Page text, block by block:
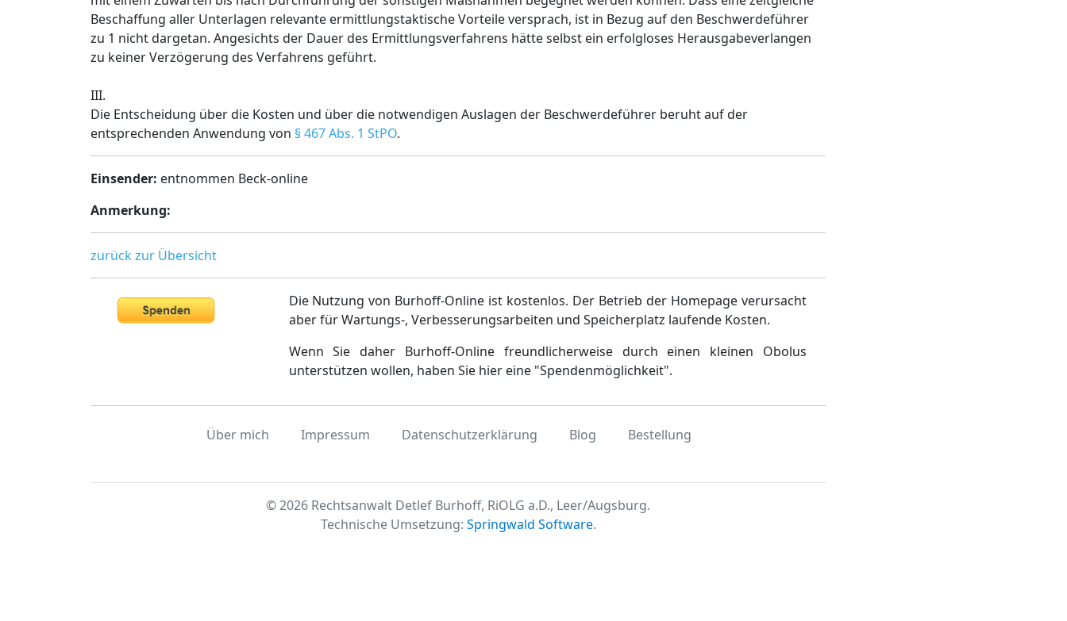
Beschaffung aller Unterlagen relevante ermittlungstaktische Vorteile versprach, ist in Bezug auf den Beschwerdeführer
zu 1 nicht dargetan. Angesichts der Dauer des Ermittlungsverfahrens hätte selbst ein erfolgloses Herausgabeverlangen
zu keiner Verzögerung des Verfahrens geführt.
III.
Die Entscheidung über die Kosten und über die notwendigen Auslagen der Beschwerdeführer beruht auf der
entsprechenden Anwendung von § 467 Abs. 1 StPO.
Einsender: entnommen Beck-online
Anmerkung:
zurück zur Übersicht
Die Nutzung von Burhoff-Online ist kostenlos. Der Betrieb der Homepage verursacht
aber für Wartungs-, Verbesserungsarbeiten und Speicherplatz laufende Kosten.
Wenn Sie daher Burhoff-Online freundlicherweise durch einen kleinen Obolus
unterstützen wollen, haben Sie hier eine "Spendenmöglichkeit".
Über mich Impressum Datenschutzerklärung Blog Bestellung
© 2026 Rechtsanwalt Detlef Burhoff, RiOLG a.D., Leer/Augsburg.
Technische Umsetzung: Springwald Software.